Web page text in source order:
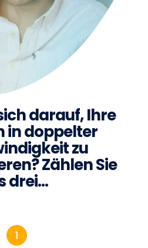
darauf, Ihre
in doppelter
zu
Zählen Sie
drei…